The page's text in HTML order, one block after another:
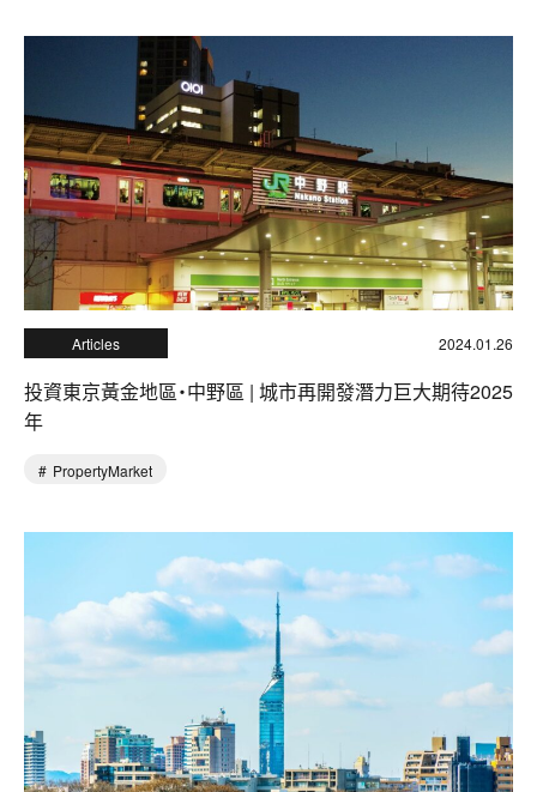
Articles 2024.01.26
投資東京黃金地區・中野區 | 城市再開發潛力巨大期待2025
年
PropertyMarket